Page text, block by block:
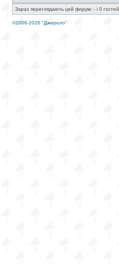
Зараз переглядають цей форум: - і 0 гостей
©2006-2026 "Джерело"